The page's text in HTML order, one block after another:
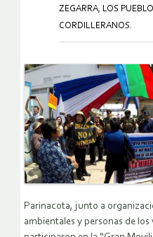
ZEGARRA, LOS
CORDILLERANOS.
Parinacota, junto a
ambientales y personas de